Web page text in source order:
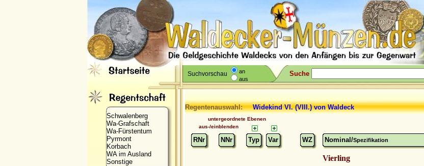
Suchvorschau
an
aus
Suche
Schwalenberg
Wa-Grafschaft
Wa-Fürstentum
Pyrmont
Korbach
WA im Ausland
Sonstige
Regentenauswahl: Widekind VI. (VIII.)von Waldeck
untergeordnete Ebenen
aus-/einblenden
RNr NNr Typ Var WZ Nominal/Spezifikation
Vierling